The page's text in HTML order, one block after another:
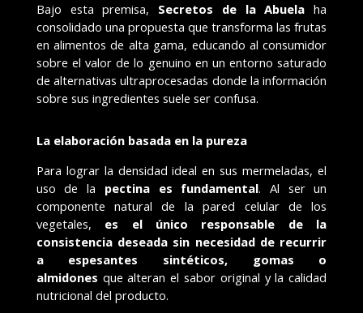
Bajo esta premisa, Secretos de la Abuela ha
consolidado una propuesta que transforma las frutas
en alimentos de alta gama, educando al consumidor
sobre el valor de lo genuino en un entorno saturado
de alternativas ultraprocesadas donde la información
sobre sus ingredientes suele ser confusa.
La elaboración basada en la pureza
Para lograr la densidad ideal en sus mermeladas, el
uso de la pectina es fundamental. Al ser un
componente natural de la pared celular de los
vegetales, es el único responsable de la
consistencia deseada sin necesidad de recurrir
a espesantes sintéticos, gomas o
almidones que alteran el sabor original y la calidad
nutricional del producto.